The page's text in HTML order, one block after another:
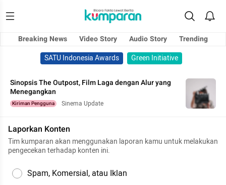
Breaking News Video Story Audio Story
Trending
SATU Indonesia Awards
Green Initiative
Sinopsis The Outpost, Film Laga dengan Alur yang
Menegangkan
Kiriman Pengguna Sinema Update
Laporkan Konten
Tim kumparan akan menggunakan laporan kamu untuk melakukan
pengecekan terhadap konten ini.
Spam, Komersial, atau Iklan